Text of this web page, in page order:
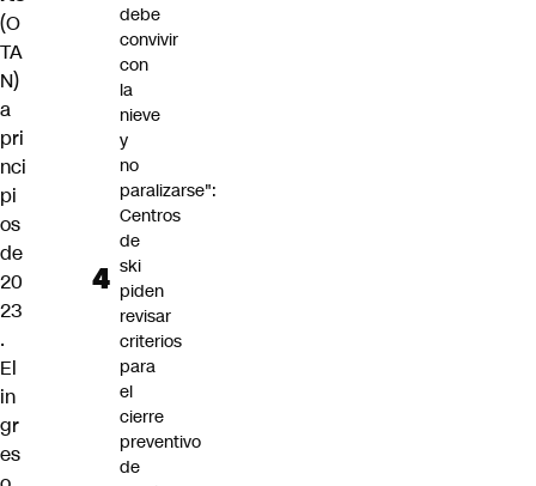
(O
TA
N)
a
pri
nci
pi
os
de
20
23
.
El
in
gr
es
debe
convivir
con
la
nieve
y
no
paralizarse":
Centros
de
ski
piden
revisar
criterios
para
el
cierre
preventivo
de